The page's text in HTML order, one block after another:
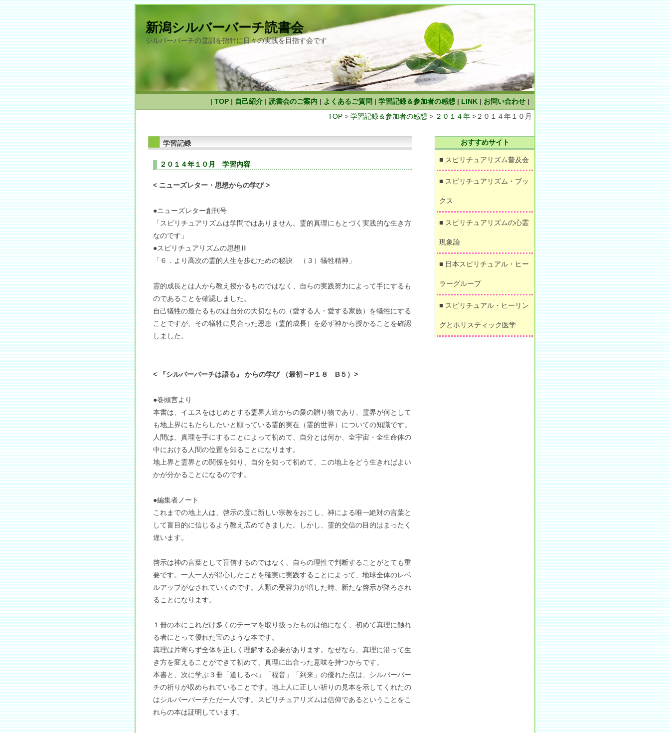
新潟シルバーバーチ読書会
シルバーバーチの霊訓を指針に日々の実践を目指す会です
| TOP | 自己紹介 | 読書会のご案内 | よくあるご質問 | 学習記録＆参加者の感想 | LINK | お問い合わせ |
TOP > 学習記録＆参加者の感想 > ２０１４年 >２０１４年１０月
学習記録
２０１４年１０月 学習内容
< ニューズレター・思想からの学び >
●ニューズレター創刊号
「スピリチュアリズムは学問ではありません。霊的真理にもとづく実践的な生き方
なのです」
●スピリチュアリズムの思想Ⅲ
「６．より高次の霊的人生を歩むための秘訣 （３）犠牲精神」
霊的成長とは人から教え授かるものではなく、自らの実践努力によって手にするも
のであることを確認しました。
自己犠牲の最たるものは自分の大切なもの（愛する人・愛する家族）を犠牲にする
ことですが、その犠牲に見合った恩恵（霊的成長）を必ず神から授かることを確認
しました。
< 『シルバーバーチは語る』 からの学び （最初～P１８ B５）>
●巻頭言より
本書は、イエスをはじめとする霊界人達からの愛の贈り物であり、霊界が何として
も地上界にもたらしたいと願っている霊的実在（霊的世界）についての知識です。
人間は、真理を手にすることによって初めて、自分とは何か、全宇宙・全生命体の
中における人間の位置を知ることになります。
地上界と霊界との関係を知り、自分を知って初めて、この地上をどう生きればよい
かが分かることになるのです。
●編集者ノート
これまでの地上人は、啓示の度に新しい宗教をおこし、神による唯一絶対の言葉と
して盲目的に信じるよう教え広めてきました。しかし、霊的交信の目的はまったく
違います。
啓示は神の言葉として盲信するのではなく、自らの理性で判断することがとても重
要です。一人一人が得心したことを確実に実践することによって、地球全体のレベ
ルアップがなされていくのです。人類の受容力が増した時、新たな啓示が降ろされ
ることになります。
１冊の本にこれだけ多くのテーマを取り扱ったものは他になく、初めて真理に触れ
る者にとって優れた宝のような本です。
真理は片寄らず全体を正しく理解する必要があります。なぜなら、真理に沿って生
き方を変えることができて初めて、真理に出合った意味を持つからです。
本書と、次に学ぶ３冊「道しるべ」「福音」「到来」の優れた点は、シルバーバー
チの祈りが収められていることです。地上人に正しい祈りの見本を示してくれたの
はシルバーバーチただ一人です。スピリチュアリズムは信仰であるということをこ
れらの本は証明しています。
おすすめサイト
■ スピリチュアリズム普及会
■ スピリチュアリズム・ブッ
クス
■ スピリチュアリズムの心霊
現象論
■ 日本スピリチュアル・ヒー
ラーグループ
■ スピリチュアル・ヒーリン
グとホリスティック医学